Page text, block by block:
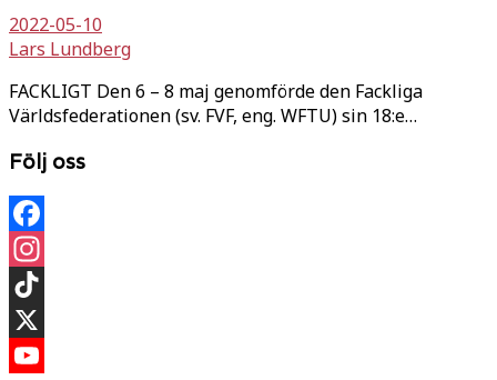
2022-05-10
Lars Lundberg
FACKLIGT Den 6 – 8 maj genomförde den Fackliga
Världsfederationen (sv. FVF, eng. WFTU) sin 18:e…
Följ oss
Facebook
Instagram
TikTok
X